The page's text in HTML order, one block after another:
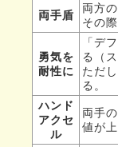
両手盾
両方
その
勇気を
耐性に
「デ
る（
ただ
る。
ハンド
アクセ
ル
両手
値が